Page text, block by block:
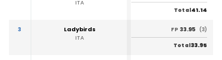
ITA
Total41.14
3
Ladybirds
ITA
FP 33.95 (3)
Total33.95